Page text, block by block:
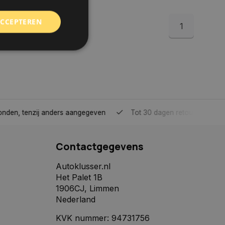
1
anders aangegeven Tot 30 dagen retour sturen.
Contactgegevens
Autoklusser.nl
Het Palet 1B
1906CJ, Limmen
Nederland
KVK nummer: 94731756
en
ervoor
selecties
pagina. Het slaat
te